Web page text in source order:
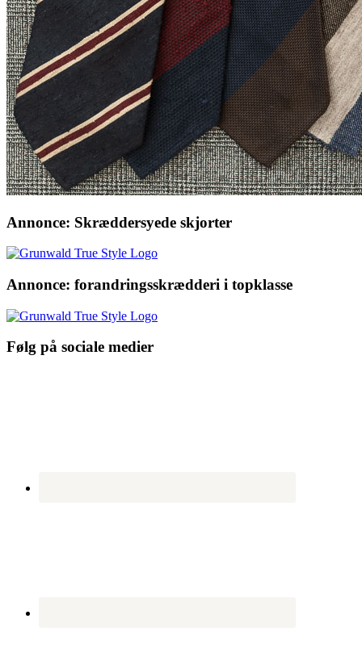
Annonce: Skræddersyede skjorter
Annonce: forandringsskrædderi i topklasse
Følg på sociale medier